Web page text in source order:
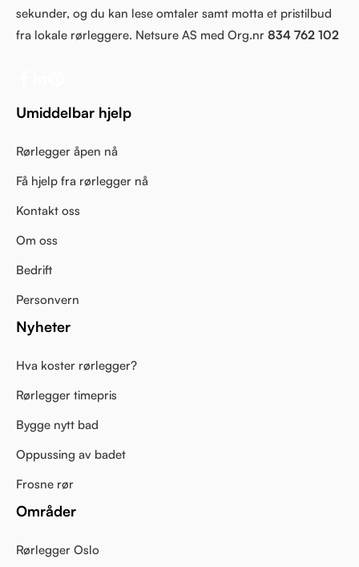
sekunder, og du kan lese omtaler samt motta et pristilbud
fra lokale rørleggere. Netsure AS med Org.nr 834 762 102
Umiddelbar hjelp
Rørlegger åpen nå
Få hjelp fra rørlegger nå
Kontakt oss
Om oss
Bedrift
Personvern
Nyheter
Hva koster rørlegger?
Rørlegger timepris
Bygge nytt bad
Oppussing av badet
Frosne rør
Områder
Rørlegger Oslo